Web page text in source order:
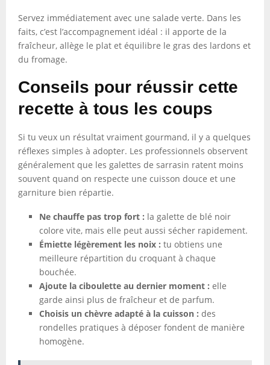
Servez immédiatement avec une salade verte. Dans les
faits, c’est l’accompagnement idéal : il apporte de la
fraîcheur, allège le plat et équilibre le gras des lardons et
du fromage.
Conseils pour réussir cette
recette à tous les coups
Si tu veux un résultat vraiment gourmand, il y a quelques
réflexes simples à adopter. Les professionnels observent
généralement que les galettes de sarrasin ratent moins
souvent quand on respecte une cuisson douce et une
garniture bien répartie.
Ne chauffe pas trop fort : la galette de blé noir
colore vite, mais elle peut aussi sécher rapidement.
Émiette légèrement les noix : tu obtiens une
meilleure répartition du croquant à chaque
bouchée.
Ajoute la ciboulette au dernier moment : elle
garde ainsi plus de fraîcheur et de parfum.
Choisis un chèvre adapté à la cuisson : des
rondelles pratiques à déposer fondent de manière
homogène.